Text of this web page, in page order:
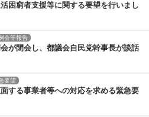
困窮者支援等に関する要望を行いまし
会等報告
が閉会し、都議会自民党幹事長が談話
要望
する事業者等への対応を求める緊急要